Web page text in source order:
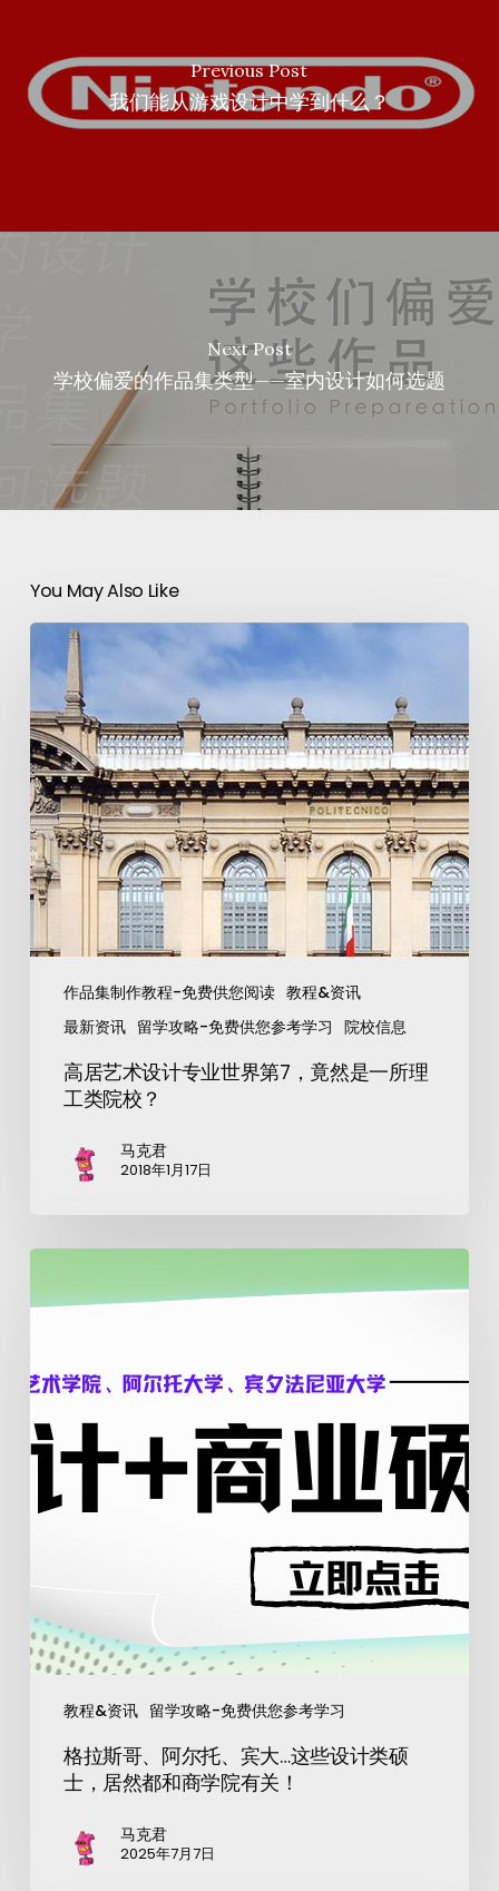
Previous Post
我们能从游戏设计中学到什么？
Next Post
学校偏爱的作品集类型——室内设计如何选题
You May Also Like
作品集制作教程-免费供您阅读 教程&资讯
最新资讯 留学攻略-免费供您参考学习 院校信息
高居艺术设计专业世界第7，竟然是一所理
工类院校？
马克君
2018年1月17日
教程&资讯 留学攻略-免费供您参考学习
格拉斯哥、阿尔托、宾大…这些设计类硕
士，居然都和商学院有关！
马克君
2025年7月7日